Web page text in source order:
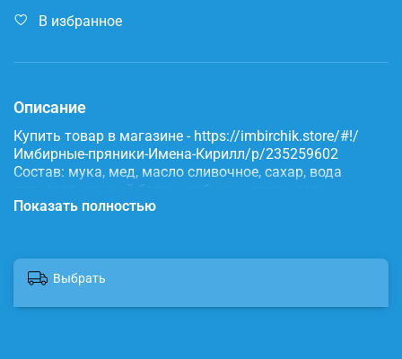
В избранное
Описание
Купить товар в магазине - https://imbirchik.store/#!/
Имбирные-пряники-Имена-Кирилл/p/235259602
Состав: мука, мед, масло сливочное, сахар, вода
питьевая, яичный белок, имбирь, корица, сода,
пищевые красители.
Показать полностью
Выбрать